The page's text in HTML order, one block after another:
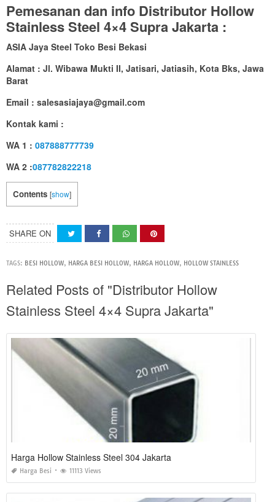
Pemesanan dan info Distributor Hollow
Stainless Steel 4×4 Supra Jakarta :
ASIA Jaya Steel Toko Besi Bekasi
Alamat : Jl. Wibawa Mukti II, Jatisari, Jatiasih, Kota Bks, Jawa
Barat
Email : salesasiajaya@gmail.com
Kontak kami :
WA 1 : 087888777739
WA 2 :087782822218
Contents [show]
SHARE ON
TAGS: BESI HOLLOW, HARGA BESI HOLLOW, HARGA HOLLOW, HOLLOW STAINLESS
Related Posts of "Distributor Hollow
Stainless Steel 4×4 Supra Jakarta"
Harga Hollow Stainless Steel 304 Jakarta
Harga Besi 11113 Views